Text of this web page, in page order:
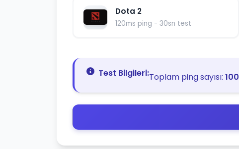
Dota 2
120ms ping - 30sn test
Test Bilgileri:Toplam ping sayısı: 100